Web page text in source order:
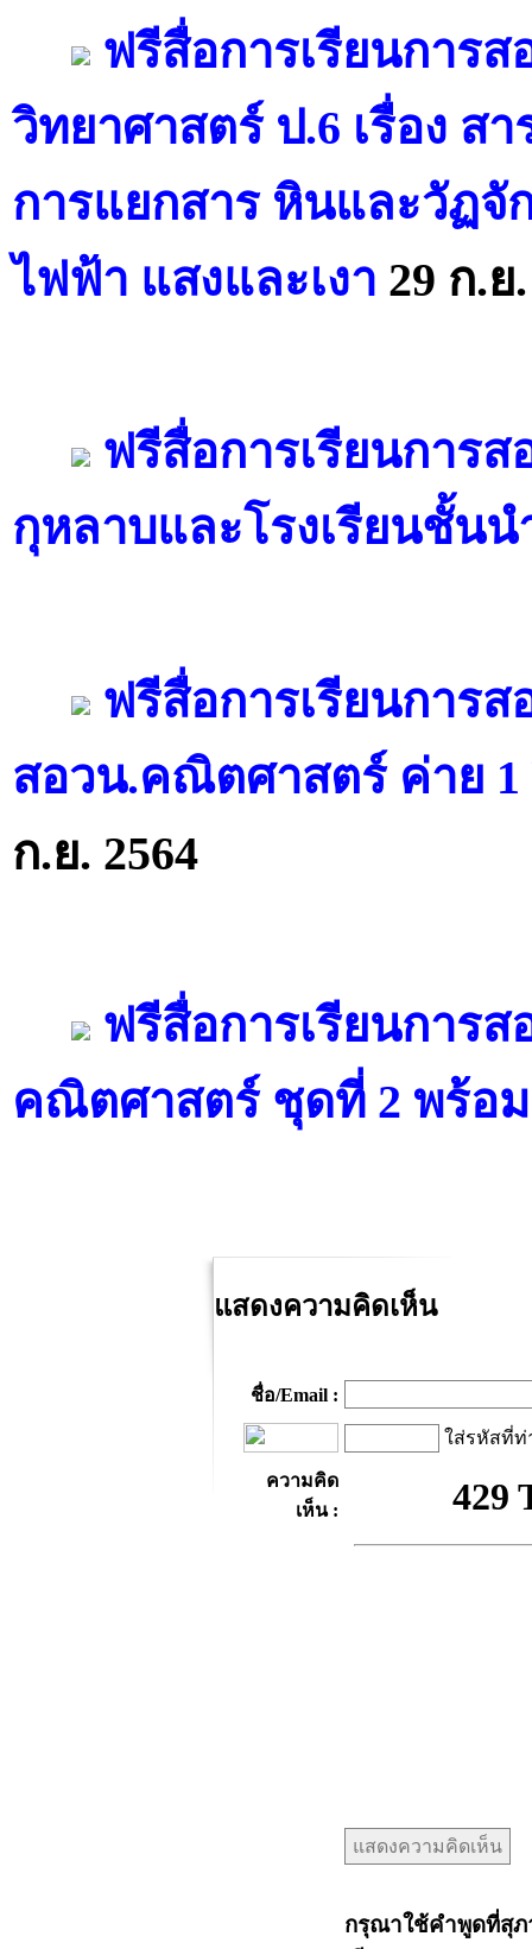
ฟรีสื่อการเรียนการ
วิทยาศาสตร์ ป.6 เรื่อง ส
การแยกสาร หินและวัฏจั
ไฟฟ้า แสงและเงา 29 ก.ย
ฟรีสื่อการเรียนการ
กุหลาบและโรงเรียนชั้นน
ฟรีสื่อการเรียนการ
สอวน.คณิตศาสตร์ ค่าย 1
ก.ย. 2564
ฟรีสื่อการเรียนการ
คณิตศาสตร์ ชุดที่ 2 พร้อ
แสดงความคิดเห็น
ชื่อ/Email :
ใส่รหัสที่ท่
ความคิด
เห็น :
กรุณาใช้คำพูดที่สุภ